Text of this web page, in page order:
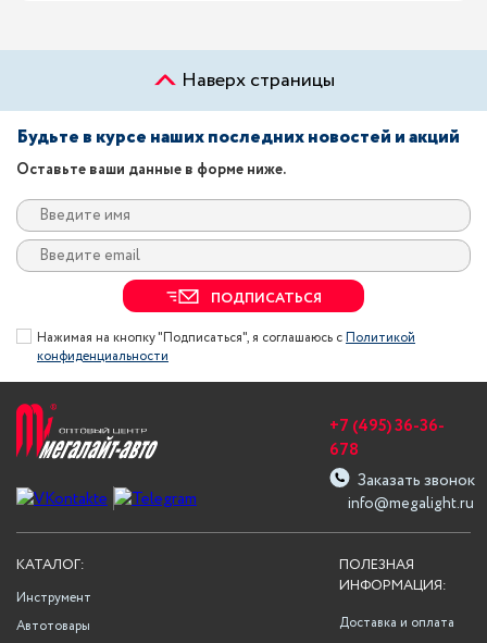
Наверх страницы
Будьте в курсе наших последних новостей и акций
Оставьте ваши данные в форме ниже.
ПОДПИСАТЬСЯ
Нажимая на кнопку "Подписаться", я соглашаюсь сПолитикой
конфиденциальности
info@megalight.ru
+7 (495) 36-36-
678
Заказать звонок
ПОЛЕЗНАЯ
ИНФОРМАЦИЯ:
Доставка и оплата
КАТАЛОГ:
Инструмент
Автотовары